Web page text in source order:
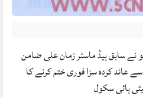
سابق ہیڈ ماسٹر زمان علی ضامن
کردہ سزا فوری ختم کرنے کا
ہائی سکول